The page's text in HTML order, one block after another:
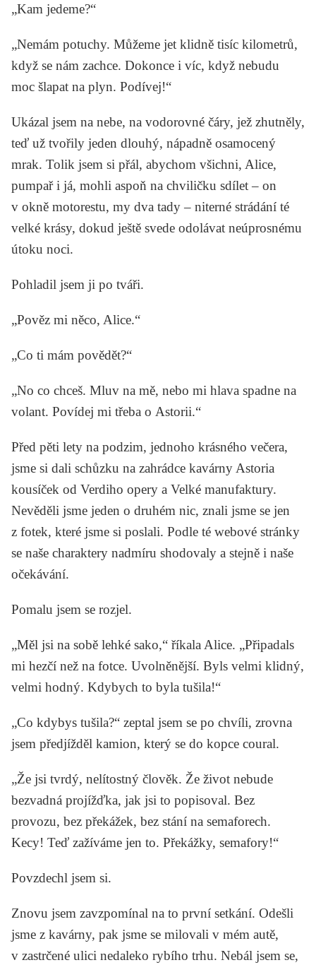
„Kam jedeme?“
„Nemám potuchy. Můžeme jet klidně tisíc kilometrů,
když se nám zachce. Dokonce i víc, když nebudu
moc šlapat na plyn. Podívej!“
Ukázal jsem na nebe, na vodorovné čáry, jež zhutněly,
teď už tvořily jeden dlouhý, nápadně osamocený
mrak. Tolik jsem si přál, abychom všichni, Alice,
pumpař i já, mohli aspoň na chviličku sdílet – on
v okně motorestu, my dva tady – niterné strádání té
velké krásy, dokud ještě svede odolávat neúprosnému
útoku noci.
Pohladil jsem ji po tváři.
„Pověz mi něco, Alice.“
„Co ti mám povědět?“
„No co chceš. Mluv na mě, nebo mi hlava spadne na
volant. Povídej mi třeba o Astorii.“
Před pěti lety na podzim, jednoho krásného večera,
jsme si dali schůzku na zahrádce kavárny Astoria
kousíček od Verdiho opery a Velké manufaktury.
Nevěděli jsme jeden o druhém nic, znali jsme se jen
z fotek, které jsme si poslali. Podle té webové stránky
se naše charaktery nadmíru shodovaly a stejně i naše
očekávání.
Pomalu jsem se rozjel.
„Měl jsi na sobě lehké sako,“ říkala Alice. „Připadals
mi hezčí než na fotce. Uvolněnější. Byls velmi klidný,
velmi hodný. Kdybych to byla tušila!“
„Co kdybys tušila?“ zeptal jsem se po chvíli, zrovna
jsem předjížděl kamion, který se do kopce coural.
„Že jsi tvrdý, nelítostný člověk. Že život nebude
bezvadná projížďka, jak jsi to popisoval. Bez
provozu, bez překážek, bez stání na semaforech.
Kecy! Teď zažíváme jen to. Překážky, semafory!“
Povzdechl jsem si.
Znovu jsem zavzpomínal na to první setkání. Odešli
jsme z kavárny, pak jsme se milovali v mém autě,
v zastrčené ulici nedaleko rybího trhu. Nebál jsem se,